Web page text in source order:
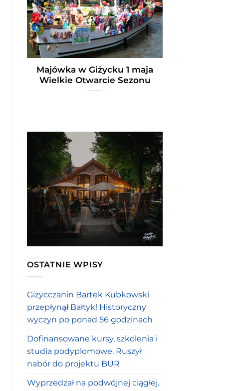
Majówka w Giżycku 1 maja
Wielkie Otwarcie Sezonu
OSTATNIE WPISY
Giżycczanin Bartek Kubkowski
przepłynął Bałtyk! Historyczny
wyczyn po ponad 56 godzinach
Dofinansowane kursy, szkolenia i
studia podyplomowe. Ruszył
nabór do projektu BUR
Wyprzedzał na podwójnej ciągłej.